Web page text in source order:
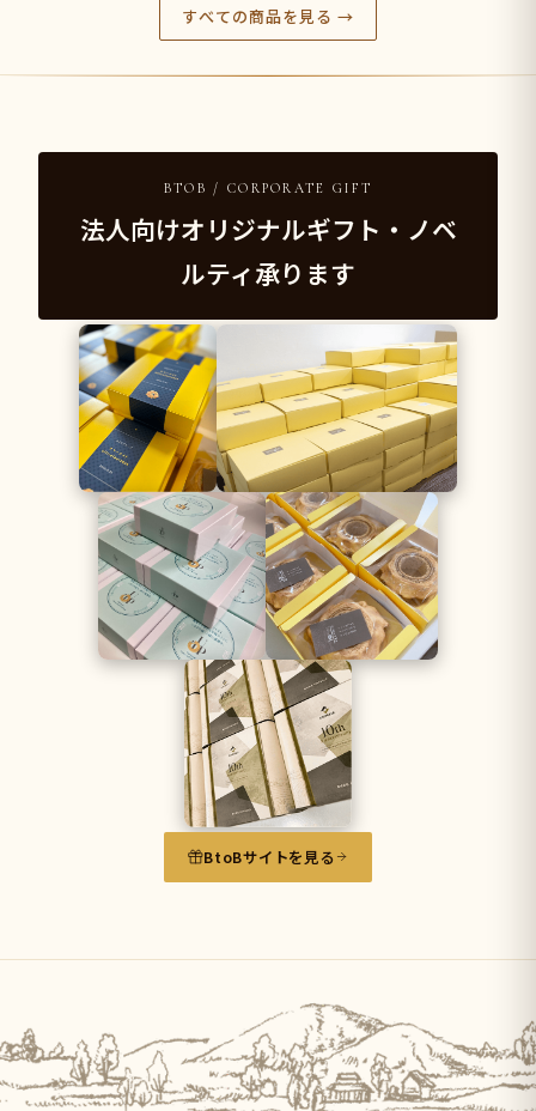
すべての商品を見る →
BTOB / CORPORATE GIFT
法人向けオリジナルギフト・ノベ
ルティ承ります
BtoBサイトを見る